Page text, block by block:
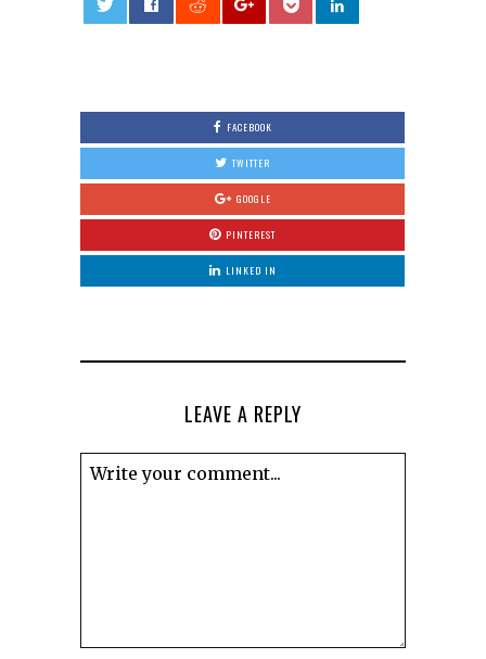
FACEBOOK
TWITTER
GOOGLE
PINTEREST
LINKED IN
LEAVE A REPLY